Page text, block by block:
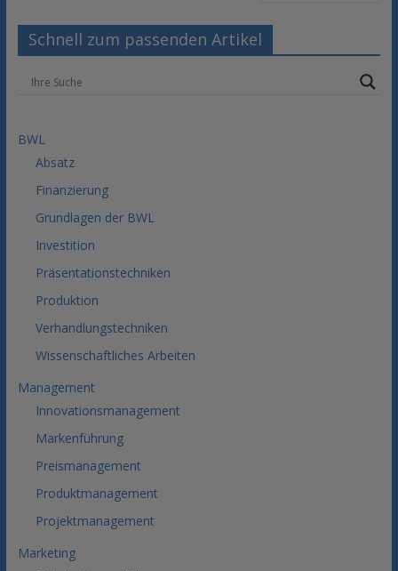
Schnell zum passenden Artikel
BWL
Absatz
Finanzierung
Grundlagen der BWL
Investition
Präsentationstechniken
Produktion
Verhandlungstechniken
Wissenschaftliches Arbeiten
Management
Innovationsmanagement
Markenführung
Preismanagement
Produktmanagement
Projektmanagement
Marketing